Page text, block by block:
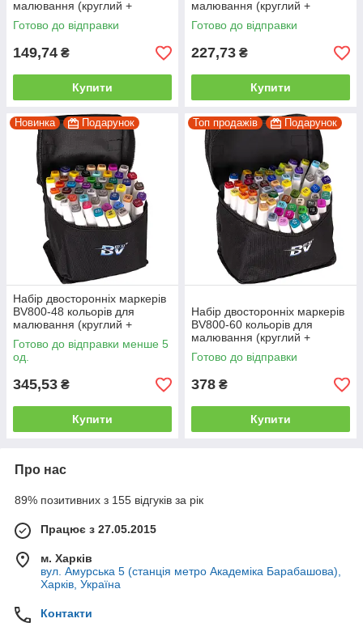
малювання (круглий +
скошений.) квадратний у
сумці
Готово до відправки
149,74 ₴
Купити
малювання (круглий +
скісний.) квадратний у сумці
Готово до відправки
227,73 ₴
Купити
Новинка Подарунок
Набір двосторонніх маркерів
BV800-48 кольорів для
малювання (круглий +
скісний.) квадратний у сумці
Готово до відправки менше 5
од.
345,53 ₴
Купити
Топ продажів Подарунок
Набір двосторонніх маркерів
BV800-60 кольорів для
малювання (круглий +
скісний.) квадратний у сумці
Готово до відправки
378 ₴
Купити
Про нас
89% позитивних з 155 відгуків за рік
Працює з 27.05.2015
м. Харків
вул. Амурська 5 (станція метро Академіка Барабашова),
Харків, Україна
Контакти